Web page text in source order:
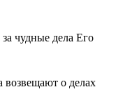
чудные дела Его
возвещают о делах